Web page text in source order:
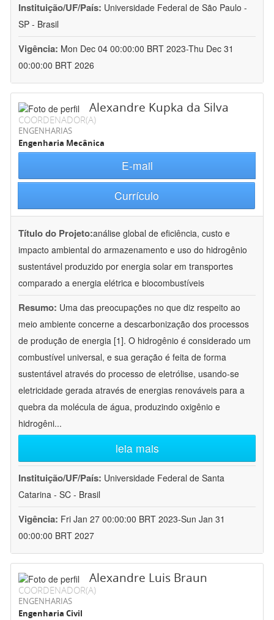
Instituição/UF/País: Universidade Federal de São Paulo -
SP - Brasil
Vigência: Mon Dec 04 00:00:00 BRT 2023-Thu Dec 31
00:00:00 BRT 2026
Alexandre Kupka da Silva
COORDENADOR(A)
ENGENHARIAS
Engenharia Mecânica
E-mail
Currículo
Título do Projeto:análise global de eficiência, custo e
impacto ambiental do armazenamento e uso do hidrogênio
sustentável produzido por energia solar em transportes
comparado a energia elétrica e biocombustíveis
Resumo: Uma das preocupações no que diz respeito ao
meio ambiente concerne a descarbonização dos processos
de produção de energia [1]. O hidrogênio é considerado um
combustível universal, e sua geração é feita de forma
sustentável através do processo de eletrólise, usando-se
eletricidade gerada através de energias renováveis para a
quebra da molécula de água, produzindo oxigênio e
hidrogêni...
leia mais
Instituição/UF/País: Universidade Federal de Santa
Catarina - SC - Brasil
Vigência: Fri Jan 27 00:00:00 BRT 2023-Sun Jan 31
00:00:00 BRT 2027
Alexandre Luis Braun
COORDENADOR(A)
ENGENHARIAS
Engenharia Civil